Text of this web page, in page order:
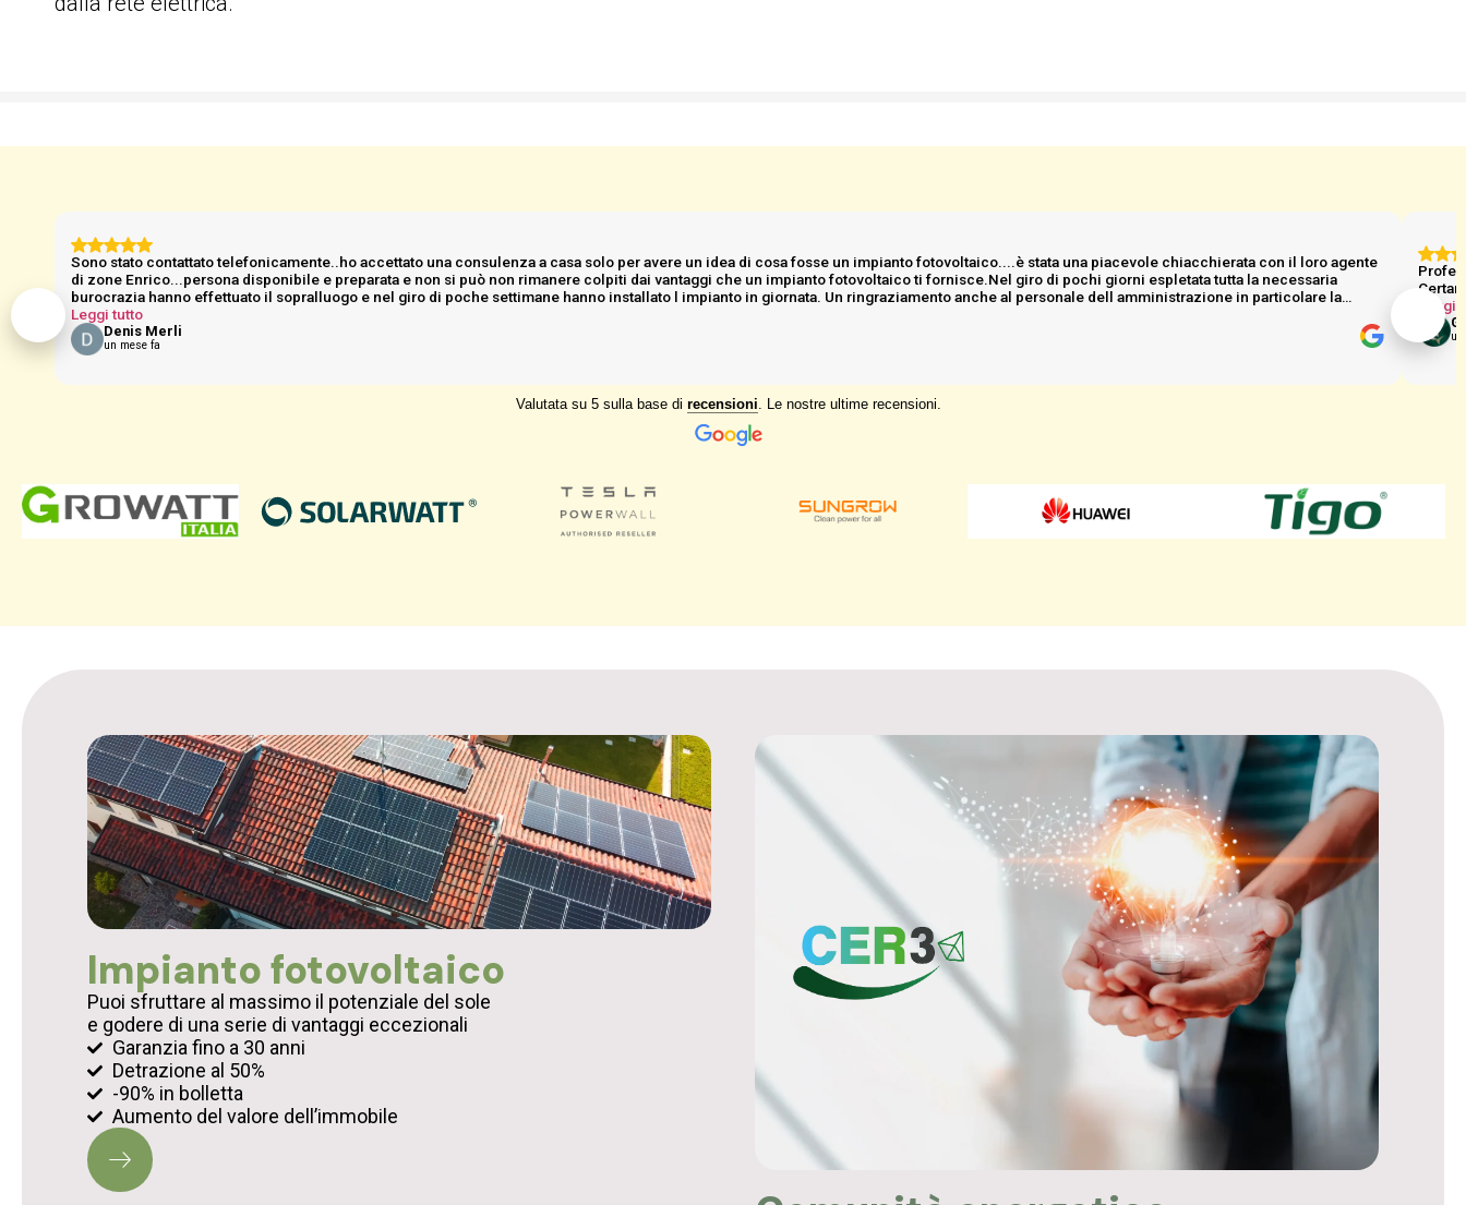
Sono stato contattato telefonicamente..ho accettato una consulenza a casa solo per avere un idea di cosa fosse un impianto fotovoltaico....è stata una piacevole chiacchierata con il loro agente
di zone Enrico...persona disponibile e preparata e non si può non rimanere colpiti dai vantaggi che un impianto fotovoltaico ti fornisce.Nel giro di pochi giorni espletata tutta la necessaria
burocrazia hanno effettuato il sopralluogo e nel giro di poche settimane hanno installato l impianto in giornata. Un ringraziamento anche al personale dell amministrazione in particolare la
Leggi tutto
Denis Merli
un mese fa
Leggi
Valutata su 5 sulla base di recensioni. Le nostre ultime recensioni.
Impianto fotovoltaico
Puoi sfruttare al massimo il potenziale del sole
e godere di una serie di vantaggi eccezionali
Garanzia fino a 30 anni
Detrazione al 50%
-90% in bolletta
Aumento del valore dell’immobile